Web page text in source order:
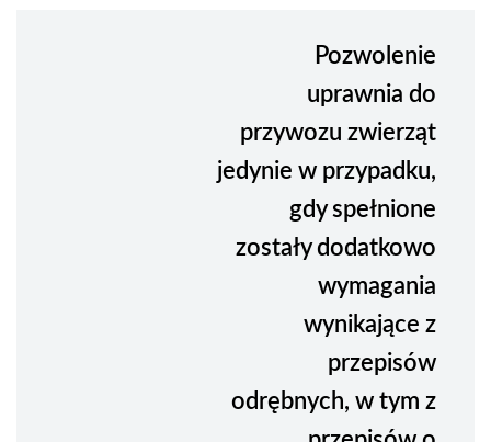
Pozwolenie
uprawnia do
przywozu zwierząt
jedynie w przypadku,
gdy spełnione
zostały dodatkowo
wymagania
wynikające z
przepisów
odrębnych, w tym z